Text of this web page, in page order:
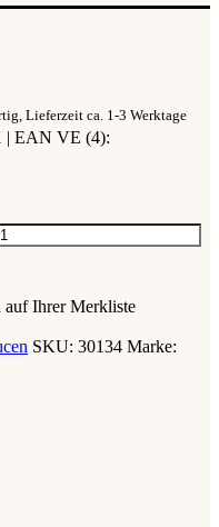
Lieferzeit ca. 1-3 Werktage
| EAN VE (4):
auf Ihrer Merkliste
SKU: 30134 Marke: